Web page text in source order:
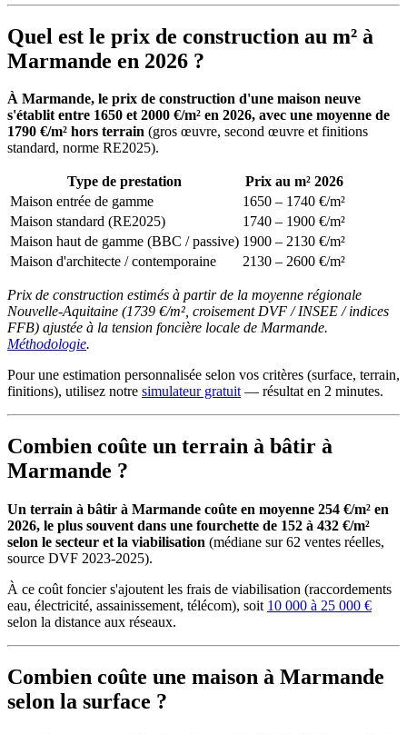
Quel est le prix de construction au m² à
Marmande en 2026 ?
À Marmande, le prix de construction d'une maison neuve
s'établit entre 1650 et 2000 €/m² en 2026, avec une moyenne de
1790 €/m² hors terrain (gros œuvre, second œuvre et finitions
standard, norme RE2025).
Type de prestation
Prix au m² 2026
Maison entrée de gamme
1650 – 1740 €/m²
Maison standard (RE2025)
1740 – 1900 €/m²
Maison haut de gamme (BBC / passive) 1900 – 2130 €/m²
Maison d'architecte / contemporaine
2130 – 2600 €/m²
Prix de construction estimés à partir de la moyenne régionale
Nouvelle-Aquitaine (1739 €/m², croisement DVF / INSEE / indices
FFB) ajustée à la tension foncière locale de Marmande.
Méthodologie.
Pour une estimation personnalisée selon vos critères (surface, terrain,
finitions), utilisez notre simulateur gratuit— résultat en 2 minutes.
Combien coûte un terrain à bâtir à
Marmande ?
Un terrain à bâtir à Marmande coûte en moyenne 254 €/m² en
2026, le plus souvent dans une fourchette de 152 à 432 €/m²
selon le secteur et la viabilisation (médiane sur 62 ventes réelles,
source DVF 2023-2025).
À ce coût foncier s'ajoutent les frais de viabilisation (raccordements
eau, électricité, assainissement, télécom), soit 10 000 à 25 000 €
selon la distance aux réseaux.
Combien coûte une maison à Marmande
selon la surface ?